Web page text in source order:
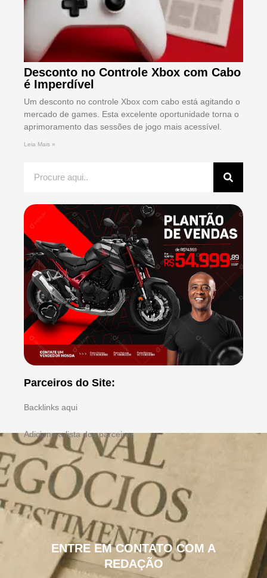
Desconto no Controle Xbox com Cabo
é Imperdível
Um desconto no controle Xbox com cabo está agitando o
mercado de games. Esta excelente oportunidade torna o
aprimoramento das sessões de jogo mais acessível.
Leia Mais »
Parceiros do Site:
Backlinks aqui
Adicione a lista dos parceiros
ENTRE EM CONTATO COM A
REDAÇÃO